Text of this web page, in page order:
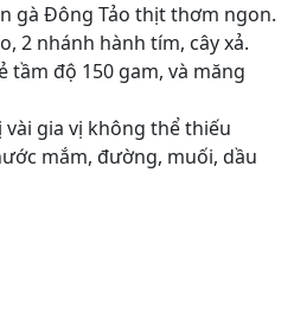
gà Đông Tảo thịt thơm ngon.
2 nhánh hành tím, cây xả.
tầm độ 150 gam, và măng
gia vị không thể thiếu
mắm, đường, muối, dầu